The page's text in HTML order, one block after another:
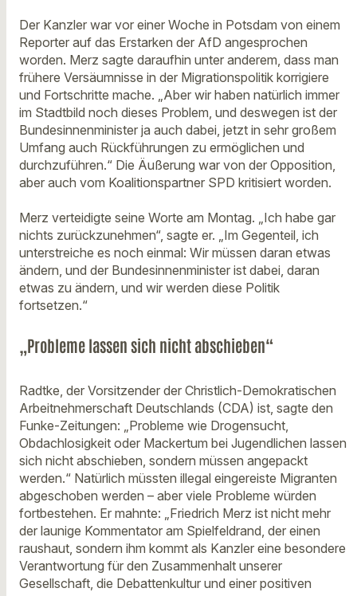
Der Kanzler war vor einer Woche in Potsdam von einem
Reporter auf das Erstarken der AfD angesprochen
worden. Merz sagte daraufhin unter anderem, dass man
frühere Versäumnisse in der Migrationspolitik korrigiere
und Fortschritte mache. „Aber wir haben natürlich immer
im Stadtbild noch dieses Problem, und deswegen ist der
Bundesinnenminister ja auch dabei, jetzt in sehr großem
Umfang auch Rückführungen zu ermöglichen und
durchzuführen.“ Die Äußerung war von der Opposition,
aber auch vom Koalitionspartner SPD kritisiert worden.
Merz verteidigte seine Worte am Montag. „Ich habe gar
nichts zurückzunehmen“, sagte er. „Im Gegenteil, ich
unterstreiche es noch einmal: Wir müssen daran etwas
ändern, und der Bundesinnenminister ist dabei, daran
etwas zu ändern, und wir werden diese Politik
fortsetzen.“
„Probleme lassen sich nicht abschieben“
Radtke, der Vorsitzender der Christlich-Demokratischen
Arbeitnehmerschaft Deutschlands (CDA) ist, sagte den
Funke-Zeitungen: „Probleme wie Drogensucht,
Obdachlosigkeit oder Mackertum bei Jugendlichen lassen
sich nicht abschieben, sondern müssen angepackt
werden.“ Natürlich müssten illegal eingereiste Migranten
abgeschoben werden – aber viele Probleme würden
fortbestehen. Er mahnte: „Friedrich Merz ist nicht mehr
der launige Kommentator am Spielfeldrand, der einen
raushaut, sondern ihm kommt als Kanzler eine besondere
Verantwortung für den Zusammenhalt unserer
Gesellschaft, die Debattenkultur und einer positiven